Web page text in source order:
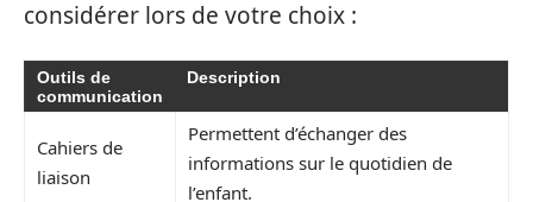
considérer lors de votre choix :
Outils de
communication
Description
Cahiers de
liaison
Permettent d’échanger des
informations sur le quotidien de
l’enfant.